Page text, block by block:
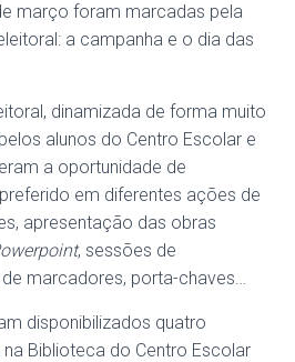
março foram marcadas pela
a campanha e o dia das
dinamizada de forma muito
alunos do Centro Escolar e
a oportunidade de
em diferentes ações de
apresentação das obras
, sessões de
marcadores, porta-chaves…
disponibilizados quatro
Biblioteca do Centro Escolar